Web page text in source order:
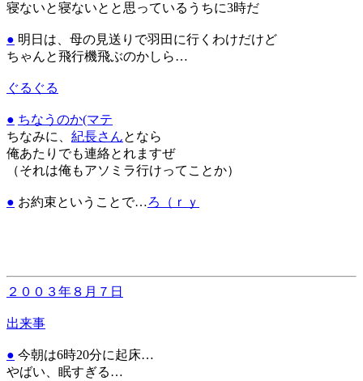
寝ないと寝ないとと思っているうちに3時だ
● 明日は、母の見送りで羽田に行くわけだけど
ちゃんと飛行機飛ぶのかしら…
ぐるぐる
● ちなうのか(マテ
ちなみに、 紀長さんとなら
俺あたりでも連絡とれますぜ
（それは俺もアソミラ行けってことか）
● お約束ということで…ろ（ｒｙ
２００３年８月７日
出来事
● 今朝は6時20分に起床…
やばい、眠すぎる…